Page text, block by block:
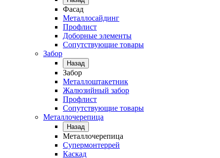
Фасад
Металлосайдинг
Профлист
Доборные элементы
Сопутствующие товары
Забор
Назад
Забор
Металлоштакетник
Жалюзийный забор
Профлист
Сопутствующие товары
Металлочерепица
Назад
Металлочерепица
Супермонтеррей
Каскад